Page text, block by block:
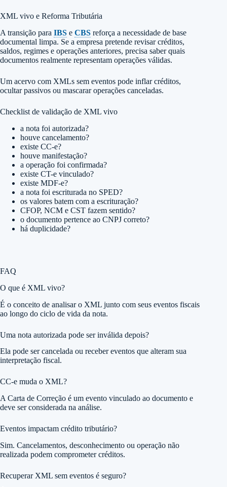
XML vivo e Reforma Tributária
A transição para IBS e CBS reforça a necessidade de base
documental limpa. Se a empresa pretende revisar créditos,
saldos, regimes e operações anteriores, precisa saber quais
documentos realmente representam operações válidas.
Um acervo com XMLs sem eventos pode inflar créditos,
ocultar passivos ou mascarar operações canceladas.
Checklist de validação de XML vivo
a nota foi autorizada?
houve cancelamento?
existe CC-e?
houve manifestação?
a operação foi confirmada?
existe CT-e vinculado?
existe MDF-e?
a nota foi escriturada no SPED?
os valores batem com a escrituração?
CFOP, NCM e CST fazem sentido?
o documento pertence ao CNPJ correto?
há duplicidade?
FAQ
O que é XML vivo?
É o conceito de analisar o XML junto com seus eventos fiscais
ao longo do ciclo de vida da nota.
Uma nota autorizada pode ser inválida depois?
Ela pode ser cancelada ou receber eventos que alteram sua
interpretação fiscal.
CC-e muda o XML?
A Carta de Correção é um evento vinculado ao documento e
deve ser considerada na análise.
Eventos impactam crédito tributário?
Sim. Cancelamentos, desconhecimento ou operação não
realizada podem comprometer créditos.
Recuperar XML sem eventos é seguro?